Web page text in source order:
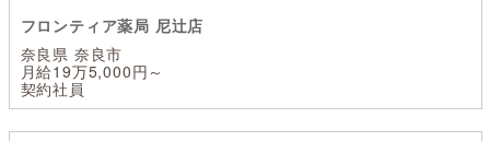
フロンティア薬局 尼辻店
奈良県 奈良市
月給19万5,000円～
契約社員